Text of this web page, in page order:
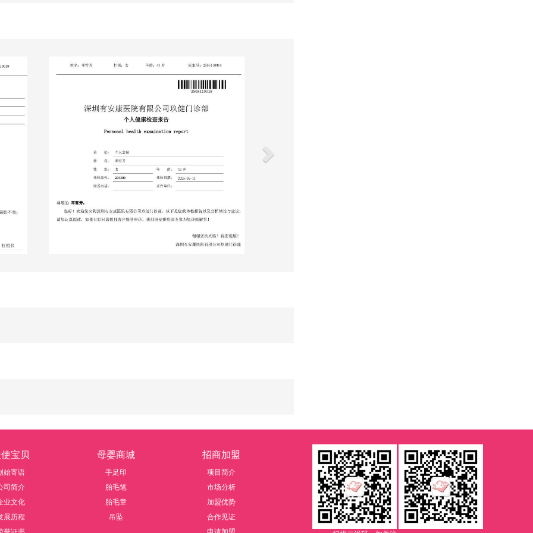
宝贝
始寄语
司简介
业文化
展历程
母婴商城
手足印
胎毛笔
胎毛章
吊坠
招商加盟
项目简介
市场分析
加盟优势
合作见证